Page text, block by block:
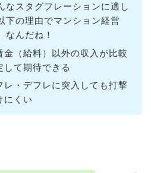
なスタグフレーションに適し
下の理由でマンション経営
なんだね！
金（給料）以外の収入が比較
して期待できる
レ・デフレに突入しても打撃
にくい